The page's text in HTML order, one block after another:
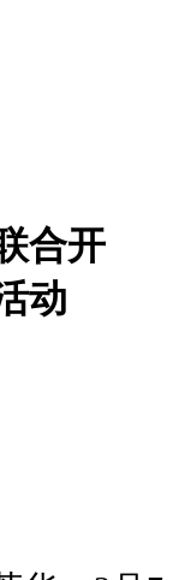
合开
动